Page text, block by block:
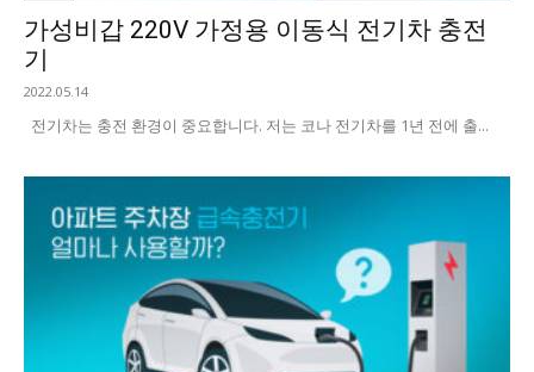
가성비갑 220V 가정용 이동식 전기차 충전
기
2022.05.14
전기차는 충전 환경이 중요합니다. 저는 코나 전기차를 1년 전에 출...